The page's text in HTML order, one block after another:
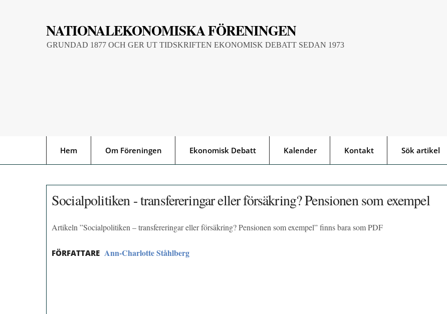
NATIONALEKONOMISKA FÖRENINGEN
GRUNDAD 1877 OCH GER UT TIDSKRIFTEN EKONOMISK DEBATT SEDAN 1973
Hem Om Föreningen Ekonomisk Debatt Kalender Kontakt Sök artikel
Socialpolitiken - transfereringar eller försäkring? Pensionen som exempel
Artikeln ”Socialpolitiken – transfereringar eller försäkring? Pensionen som exempel” finns bara som PDF
FÖRFATTARE Ann-Charlotte Ståhlberg